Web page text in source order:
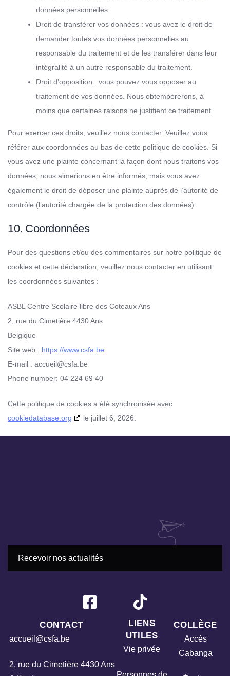
données personnelles.
Droit de transférer vos données : vous avez le droit de
demander toutes vos données personnelles au
responsable du traitement et de les transférer dans leur
intégralité à un autre responsable du traitement.
Droit d’opposition : vous pouvez vous opposer au
traitement de vos données. Nous obtempérerons, à
moins que certaines raisons ne justifient ce traitement.
Pour exercer ces droits, veuillez nous contacter. Veuillez vous
référer aux coordonnées au bas de cette politique de cookies. Si
vous avez une plainte concernant la façon dont nous traitons vos
données, nous aimerions en être informés, mais vous avez
également le droit de déposer une plainte auprès de l’autorité de
contrôle (l’autorité chargée de la protection des données).
10. Coordonnées
Pour des questions et/ou des commentaires sur notre politique de
cookies et cette déclaration, veuillez nous contacter en utilisant
les coordonnées suivantes :
ASBL Centre Scolaire libre des Coteaux Ans
2, rue du Cimetière 4430 Ans
Belgique
Site web : https://www.csfa.be
E-mail : accueil@csfa.be
Phone number: 04 224 69 40
Cette politique de cookies a été synchronisée avec
cookiedatabase.org
le juillet 6, 2026.
LIENS
UTILES
Vie privée
COLLÈGE
Accès
Cabanga
CONTACT
accueil@csfa.be
2, rue du Cimetière 4430 Ans